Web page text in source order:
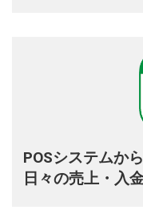
POSシステムから
日々の売上・入